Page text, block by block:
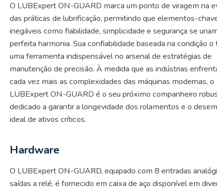
O LUBExpert ON-GUARD marca um ponto de viragem na
das práticas de lubrificação, permitindo que elementos-
inegáveis ​​como fiabilidade, simplicidade e segurança se
perfeita harmonia. Sua confiabilidade baseada na condição o
uma ferramenta indispensável no arsenal de estratégias de
manutenção de precisão. À medida que as indústrias
cada vez mais as complexidades das máquinas modernas, o
LUBExpert ON-GUARD é o seu próximo companheiro
dedicado a garantir a longevidade dos rolamentos e o
ideal de ativos críticos.
Hardware
O LUBExpert ON-GUARD, equipado com 8 entradas
saídas a relé, é fornecido em caixa de aço disponível em